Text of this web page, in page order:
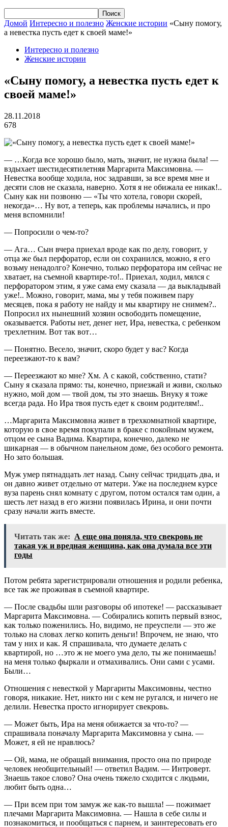
Домой Интересно и полезно Женские истории «Сыну помогу,
а невестка пусть едет к своей маме!»
Интересно и полезно
Женские истории
«Сыну помогу, а невестка пусть едет к
своей маме!»
28.11.2018
678
— …Когда все хорошо было, мать, значит, не нужна была! —
вздыхает шестидесятилетняя Маргарита Максимовна. —
Невестка вообще ходила, нос задравши, за все время мне и
десяти слов не сказала, наверно. Хотя я не обижала ее никак!..
Сыну как ни позвоню — «Ты что хотела, говори скорей,
некогда»… Ну вот, а теперь, как проблемы начались, и про
меня вспомнили!
— Попросили о чем-то?
— Ага… Сын вчера приехал вроде как по делу, говорит, у
отца же был перфоратор, если он сохранился, можно, я его
возьму ненадолго? Конечно, только перфоратора им сейчас не
хватает, на съемной квартире-то!.. Приехал, ходил, мялся с
перфоратором этим, я уже сама ему сказала — да выкладывай
уже!.. Можно, говорит, мама, мы у тебя поживем пару
месяцев, пока я работу не найду и мы квартиру не снимем?..
Попросил их нынешний хозяин освободить помещение,
оказывается. Работы нет, денег нет, Ира, невестка, с ребенком
трехлетним. Вот так вот…
— Понятно. Весело, значит, скоро будет у вас? Когда
переезжают-то к вам?
— Переезжают ко мне? Хм. А с какой, собственно, стати?
Сыну я сказала прямо: ты, конечно, приезжай и живи, сколько
нужно, мой дом — твой дом, ты это знаешь. Внуку я тоже
всегда рада. Но Ира твоя пусть едет к своим родителям!..
…Маргарита Максимовна живет в трехкомнатной квартире,
которую в свое время покупали в браке с покойным мужем,
отцом ее сына Вадима. Квартира, конечно, далеко не
шикарная — в обычном панельном доме, без особого ремонта.
Но зато большая.
Муж умер пятнадцать лет назад. Сыну сейчас тридцать два, и
он давно живет отдельно от матери. Уже на последнем курсе
вуза парень снял комнату с другом, потом остался там один, а
шесть лет назад в его жизни появилась Ирина, и они почти
сразу начали жить вместе.
Читать так же: А еще она поняла, что свекровь не
такая уж и вредная женщина, как она думала все эти
годы
Потом ребята зарегистрировали отношения и родили ребенка,
все так же проживая в съемной квартире.
— После свадьбы шли разговоры об ипотеке! — рассказывает
Маргарита Максимовна. — Собирались копить первый взнос,
как только поженились. Но, видимо, не преуспели — это же
только на словах легко копить деньги! Впрочем, не знаю, что
там у них и как. Я спрашивала, что думаете делать с
квартирой, но …это ж не моего ума дело, ты же понимаешь!
на меня только фыркали и отмахивались. Они сами с усами.
Были…
Отношения с невесткой у Маргариты Максимовны, честно
говоря, никакие. Нет, никто ни с кем не ругался, и ничего не
делили. Невестка просто игнорирует свекровь.
— Может быть, Ира на меня обижается за что-то? —
спрашивала поначалу Маргарита Максимовна у сына. —
Может, я ей не нравлюсь?
— Ой, мама, не обращай внимания, просто она по природе
человек необщительный! — ответил Вадим. — Интроверт.
Знаешь такое слово? Она очень тяжело сходится с людьми,
любит быть одна…
— При всем при том замуж же как-то вышла! — пожимает
плечами Маргарита Максимовна. — Нашла в себе силы и
познакомиться, и пообщаться с парнем, и заинтересовать его